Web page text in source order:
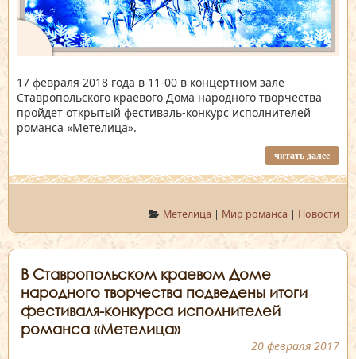
17 февраля 2018 года в 11-00 в концертном зале
Ставропольского краевого Дома народного творчества
пройдет открытый фестиваль-конкурс исполнителей
романса «Метелица».
читать далее
Метелица | Мир романса | Новости
В Ставропольском краевом Доме
народного творчества подведены итоги
фестиваля-конкурса исполнителей
романса «Метелица»
20 февраля 2017